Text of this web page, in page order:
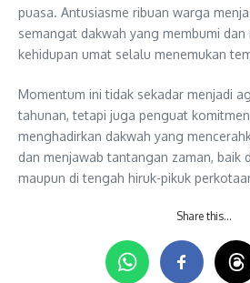
puasa. Antusiasme ribuan warga
semangat dakwah yang membumi
kehidupan umat selalu menemukan
Momentum ini tidak sekadar menjadi
tahunan, tetapi juga penguat
menghadirkan dakwah yang
dan menjawab tantangan zaman, baik
maupun di tengah hiruk-pikuk
Share this…